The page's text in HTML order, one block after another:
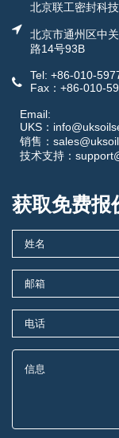
北京联工密封科
北京市通州区中
路14号93B
Tel: +86-010-
Fax：+86-010-
Email:
UKS：
销售：
技术支持：
获取免费报